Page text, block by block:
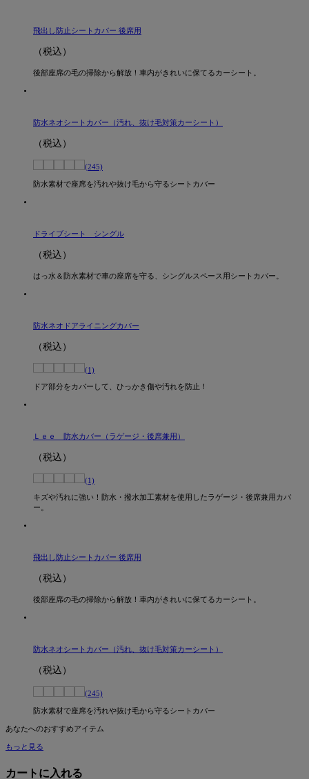
飛出し防止シートカバー 後席用
（税込）
後部座席の毛の掃除から解放！車内がきれいに保てるカーシート。
防水ネオシートカバー（汚れ、抜け毛対策カーシート）
（税込）
(245)
防水素材で座席を汚れや抜け毛から守るシートカバー
ドライブシート シングル
（税込）
はっ水＆防水素材で車の座席を守る、シングルスペース用シートカバー。
防水ネオドアライニングカバー
（税込）
(1)
ドア部分をカバーして、ひっかき傷や汚れを防止！
Ｌｅｅ 防水カバー（ラゲージ・後席兼用）
（税込）
(1)
キズや汚れに強い！防水・撥水加工素材を使用したラゲージ・後席兼用カバ
ー。
飛出し防止シートカバー 後席用
（税込）
後部座席の毛の掃除から解放！車内がきれいに保てるカーシート。
防水ネオシートカバー（汚れ、抜け毛対策カーシート）
（税込）
(245)
防水素材で座席を汚れや抜け毛から守るシートカバー
あなたへのおすすめアイテム
もっと見る
カートに入れる